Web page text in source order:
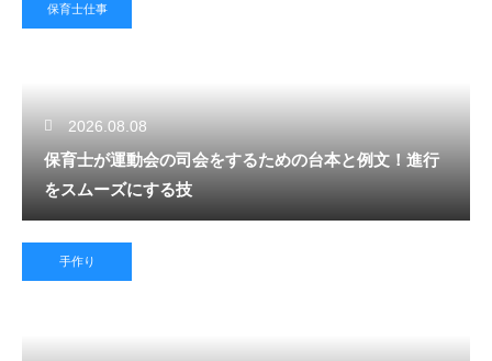
保育士仕事
2026.08.08
保育士が運動会の司会をするための台本と例文！進行
をスムーズにする技
手作り